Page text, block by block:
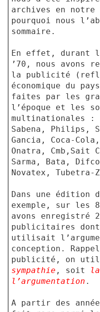
archives en notre
pourquoi nous
sommaire.
En effet, durant
’70, nous avons
la publicité
économique du
faites par les
l’époque et les
multinationales :
Sabena, Philips,
Gancia, Coca-
Onatra, Cmb,Sait
Sarma, Bata,
Novatex,
Dans une édition
exemple, sur les
avons enregistré
publicitaires dont
utilisait
conception.
publicité, on
sympathie , soit
l’argumentation .
A partir des